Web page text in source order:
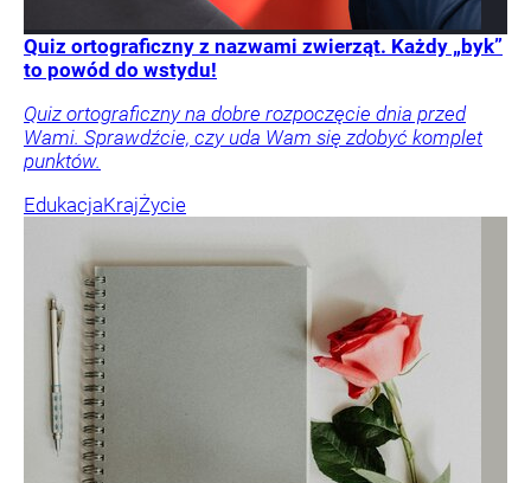
Quiz ortograficzny z nazwami zwierząt. Każdy „byk”
to powód do wstydu!
Quiz ortograficzny na dobre rozpoczęcie dnia przed
Wami. Sprawdźcie, czy uda Wam się zdobyć komplet
punktów.
EdukacjaKrajŻycie